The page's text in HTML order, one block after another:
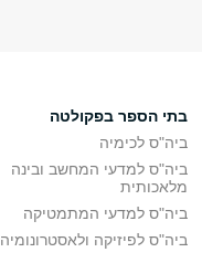
בתי הספר בפקולטה
ביה"ס לכימיה
ביה"ס למדעי המחשב ובינה
מלאכותית
ביה"ס למדעי המתמטיקה
ביה"ס לפיזיקה ולאסטרונומיה